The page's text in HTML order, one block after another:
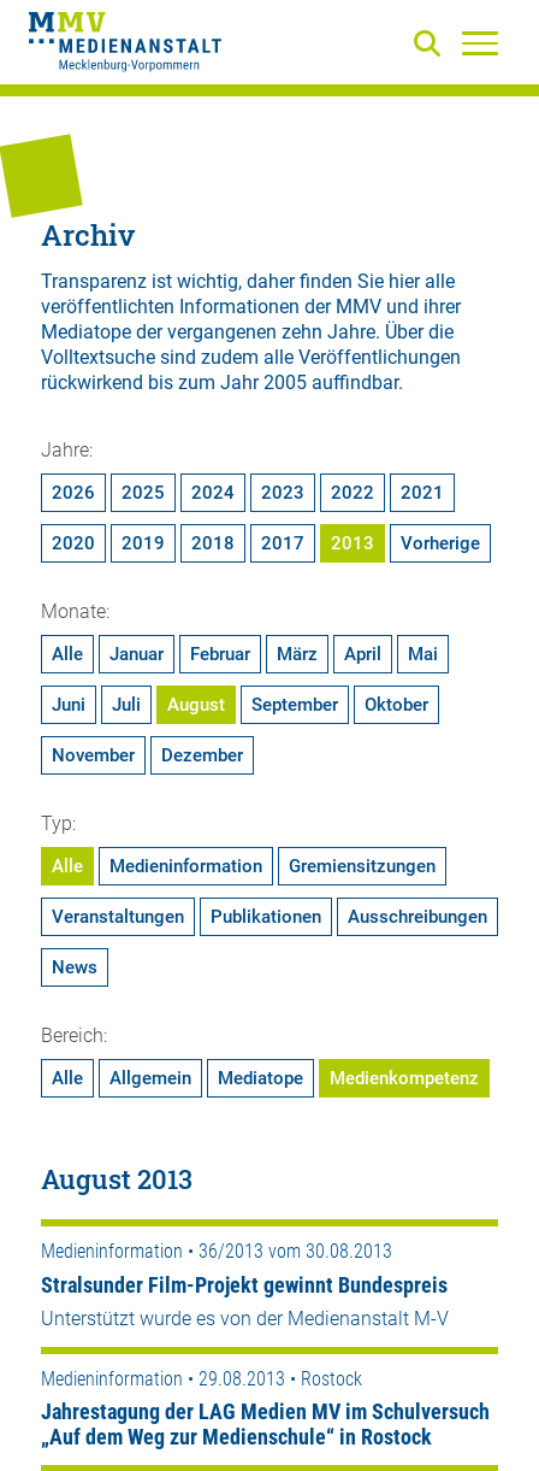
Archiv
Transparenz ist wichtig, daher finden Sie hier alle
veröffentlichten Informationen der MMV und ihrer
Mediatope der vergangenen zehn Jahre. Über die
Volltextsuchesind zudem alle Veröffentlichungen
rückwirkend bis zum Jahr 2005 auffindbar.
Jahre:
2026 2025 2024 2023 2022 2021
2020 2019 2018 2017 2013 Vorherige
Monate:
Alle Januar Februar März April Mai
Juni Juli August September Oktober
November Dezember
Typ:
Alle Medieninformation Gremiensitzungen
Veranstaltungen Publikationen Ausschreibungen
News
Bereich:
Alle Allgemein Mediatope Medienkompetenz
August 2013
Medieninformation • 36/2013 vom 30.08.2013
Stralsunder Film-Projekt gewinnt Bundespreis
Unterstützt wurde es von der Medienanstalt M-V
Medieninformation • 29.08.2013 • Rostock
Jahrestagung der LAG Medien MV im Schulversuch
„Auf dem Weg zur Medienschule“ in Rostock